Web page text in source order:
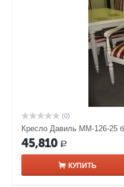
(0)
Кресло Давиль ММ-126-25
45,810 Р
КУПИТЬ